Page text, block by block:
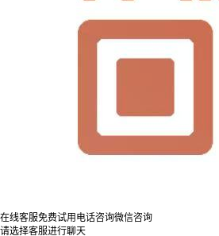
在线客服免费试用 电话咨询微信咨询
请选择客服进行聊天